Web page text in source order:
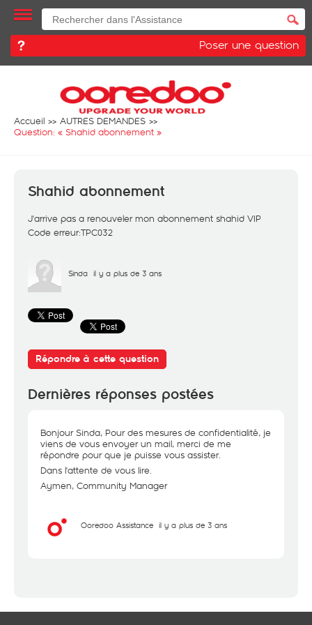
Poser une question
Accueil
AUTRES DEMANDES
Question: « Shahid abonnement »
Shahid abonnement
J'arrive pas a renouveler mon abonnement shahid VIP
Code erreur:TPC032
Sinda il y a plus de 3 ans
Répondre à cette question
Dernières réponses postées
Bonjour Sinda, Pour des mesures de confidentialité, je
viens de vous envoyer un mail, merci de me
répondre pour que je puisse vous assister.
Dans l'attente de vous lire.
Aymen, Community Manager
Ooredoo Assistance il y a plus de 3 ans